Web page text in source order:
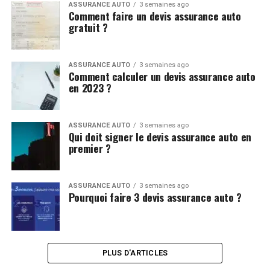
ASSURANCE AUTO 3 semaines ago
Comment faire un devis assurance auto
gratuit ?
ASSURANCE AUTO 3 semaines ago
Comment calculer un devis assurance auto
en 2023 ?
ASSURANCE AUTO 3 semaines ago
Qui doit signer le devis assurance auto en
premier ?
ASSURANCE AUTO 3 semaines ago
Pourquoi faire 3 devis assurance auto ?
PLUS D'ARTICLES